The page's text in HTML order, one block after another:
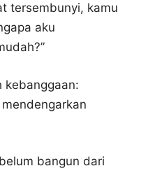
tersembunyi, kamu
aku
kebanggaan:
bangun dari